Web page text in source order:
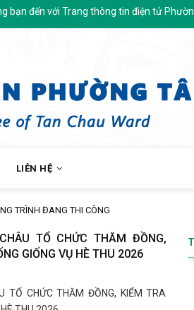
đến với Trang thông tin điện tử Phường Tân
LIÊN HỆ
TRÌNH ĐANG THI CÔNG
TỔ CHỨC THĂM ĐỒNG,
GIỐNG VỤ HÈ THU 2026
TỔ CHỨC THĂM ĐỒNG, KIỂM TRA